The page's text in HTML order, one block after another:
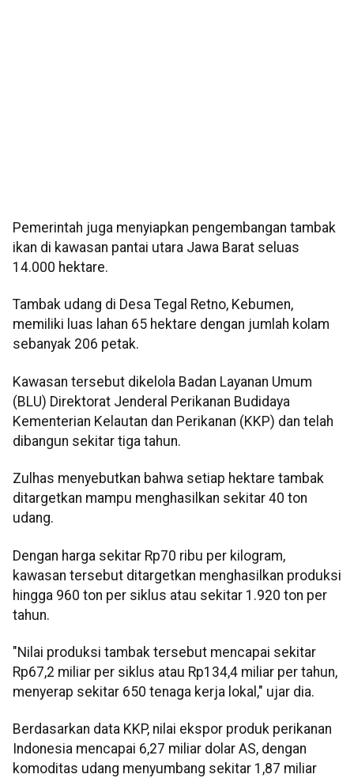
Pemerintah juga menyiapkan pengembangan tambak
ikan di kawasan pantai utara Jawa Barat seluas
14.000 hektare.
Tambak udang di Desa Tegal Retno, Kebumen,
memiliki luas lahan 65 hektare dengan jumlah kolam
sebanyak 206 petak.
Kawasan tersebut dikelola Badan Layanan Umum
(BLU) Direktorat Jenderal Perikanan Budidaya
Kementerian Kelautan dan Perikanan (KKP) dan telah
dibangun sekitar tiga tahun.
Zulhas menyebutkan bahwa setiap hektare tambak
ditargetkan mampu menghasilkan sekitar 40 ton
udang.
Dengan harga sekitar Rp70 ribu per kilogram,
kawasan tersebut ditargetkan menghasilkan produksi
hingga 960 ton per siklus atau sekitar 1.920 ton per
tahun.
"Nilai produksi tambak tersebut mencapai sekitar
Rp67,2 miliar per siklus atau Rp134,4 miliar per tahun,
menyerap sekitar 650 tenaga kerja lokal," ujar dia.
Berdasarkan data KKP, nilai ekspor produk perikanan
Indonesia mencapai 6,27 miliar dolar AS, dengan
komoditas udang menyumbang sekitar 1,87 miliar